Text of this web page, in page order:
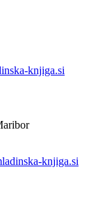
knjiga.si
knjiga.si